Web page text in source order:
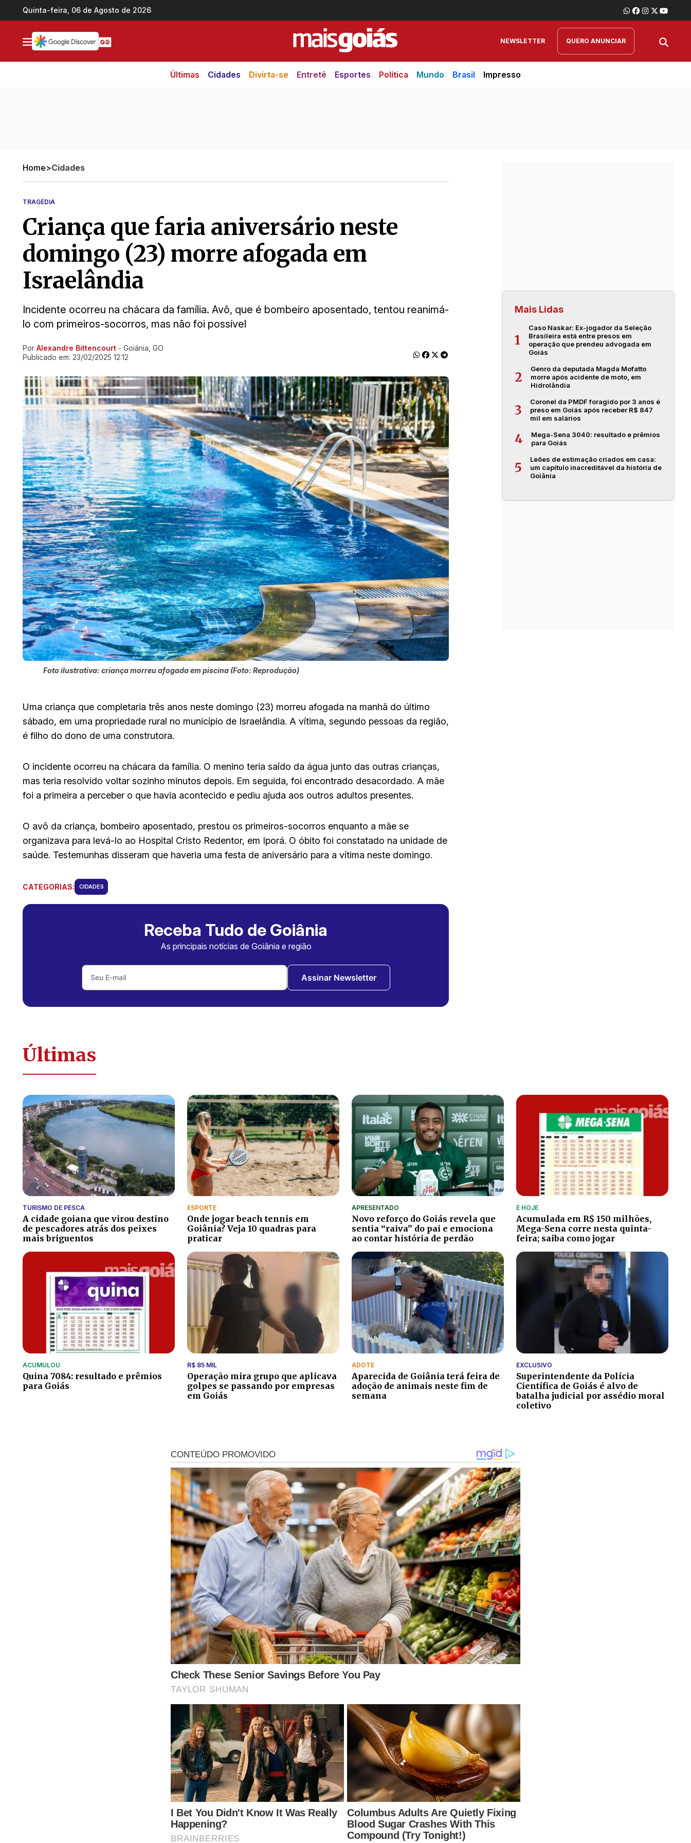
Ir direto pro conteúdo
Quinta-feira, 06 de Agosto de 2026
NEWSLETTER QUERO ANUNCIAR
Últimas Cidades Divirta-se Entretê Esportes Política Mundo Brasil Impresso
Home>Cidades
TRAGÉDIA
Criança que faria aniversário neste
domingo (23) morre afogada em
Israelândia
Incidente ocorreu na chácara da família. Avô, que é bombeiro aposentado, tentou reanimá-
lo com primeiros-socorros, mas não foi possível
Ir direto pra matéria
Por Alexandre Bittencourt - Goiânia, GO
Publicado em: 23/02/2025 12:12
Foto ilustrativa: criança morreu afogada em piscina (Foto: Reprodução)
Uma criança que completaria três anos neste domingo (23) morreu afogada na manhã do último
sábado, em uma propriedade rural no município de Israelândia. A vítima, segundo pessoas da região,
é filho do dono de uma construtora.
O incidente ocorreu na chácara da família. O menino teria saído da água junto das outras crianças,
mas teria resolvido voltar sozinho minutos depois. Em seguida, foi encontrado desacordado. A mãe
foi a primeira a perceber o que havia acontecido e pediu ajuda aos outros adultos presentes.
O avô da criança, bombeiro aposentado, prestou os primeiros-socorros enquanto a mãe se
organizava para levá-lo ao Hospital Cristo Redentor, em Iporá. O óbito foi constatado na unidade de
saúde. Testemunhas disseram que haveria uma festa de aniversário para a vítima neste domingo.
CATEGORIAS: CIDADES
Receba Tudo de Goiânia
As principais notícias de Goiânia e região
Assinar Newsletter
Mais Lidas
1
Caso Naskar: Ex-jogador da Seleção
Brasileira está entre presos em
operação que prendeu advogada em
Goiás
2
Genro da deputada Magda Mofatto
morre após acidente de moto, em
Hidrolândia
3
Coronel da PMDF foragido por 3 anos é
preso em Goiás após receber R$ 847
mil em salários
4
Mega-Sena 3040: resultado e prêmios
para Goiás
5
Leões de estimação criados em casa:
um capítulo inacreditável da história de
Goiânia
Últimas
TURISMO DE PESCA
A cidade goiana que virou destino
de pescadores atrás dos peixes
mais briguentos
ESPORTE
Onde jogar beach tennis em
Goiânia? Veja 10 quadras para
praticar
APRESENTADO
Novo reforço do Goiás revela que
sentia “raiva” do pai e emociona
ao contar história de perdão
É HOJE
Acumulada em R$ 150 milhões,
Mega-Sena corre nesta quinta-
feira; saiba como jogar
ACUMULOU
Quina 7084: resultado e prêmios
para Goiás
R$ 85 MIL
Operação mira grupo que aplicava
golpes se passando por empresas
em Goiás
ADOTE
Aparecida de Goiânia terá feira de
adoção de animais neste fim de
semana
EXCLUSIVO
Superintendente da Polícia
Científica de Goiás é alvo de
batalha judicial por assédio moral
coletivo